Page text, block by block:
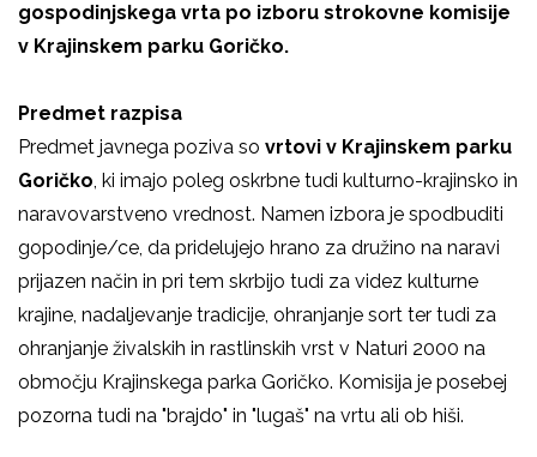
gospodinjskega vrta po izboru strokovne komisije
v Krajinskem parku Goričko.
Predmet razpisa
Predmet javnega poziva so vrtovi v Krajinskem parku
Goričko, ki imajo poleg oskrbne tudi kulturno-krajinsko in
naravovarstveno vrednost. Namen izbora je spodbuditi
gopodinje/ce, da pridelujejo hrano za družino na naravi
prijazen način in pri tem skrbijo tudi za videz kulturne
krajine, nadaljevanje tradicije, ohranjanje sort ter tudi za
ohranjanje živalskih in rastlinskih vrst v Naturi 2000 na
območju Krajinskega parka Goričko. Komisija je posebej
pozorna tudi na "brajdo" in "lugaš" na vrtu ali ob hiši.